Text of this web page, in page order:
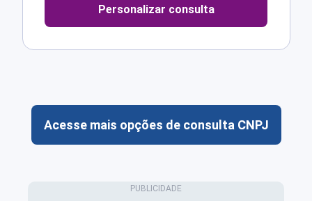
Personalizar consulta
Acesse mais opções de consulta CNPJ